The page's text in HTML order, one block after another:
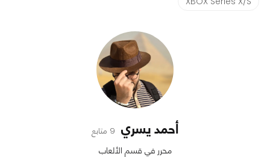
أحمد يسري 9 متابع
محرر في قسم الألعاب